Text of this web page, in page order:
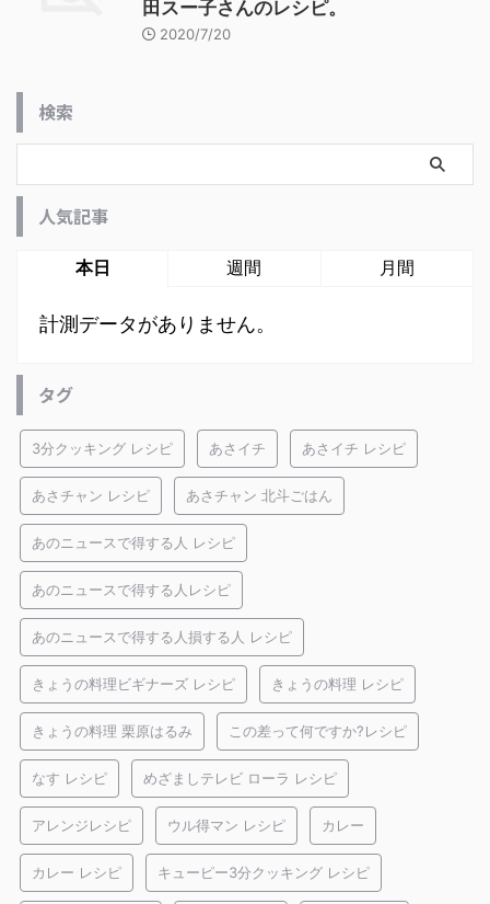
田スー子さんのレシピ。
2020/7/20
検索
人気記事
本日 週間 月間
計測データがありません。
タグ
3分クッキング レシピ あさイチ あさイチ レシピ
あさチャン レシピ あさチャン 北斗ごはん
あのニュースで得する人 レシピ
あのニュースで得する人レシピ
あのニュースで得する人損する人 レシピ
きょうの料理ビギナーズ レシピ きょうの料理 レシピ
きょうの料理 栗原はるみ この差って何ですか?レシピ
なす レシピ めざましテレビ ローラ レシピ
アレンジレシピ ウル得マン レシピ カレー
カレー レシピ キューピー3分クッキング レシピ